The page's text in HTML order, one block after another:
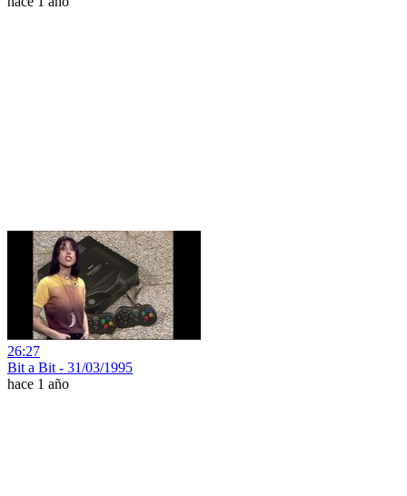
26:27
Bit a Bit - 31/03/1995
hace 1 año